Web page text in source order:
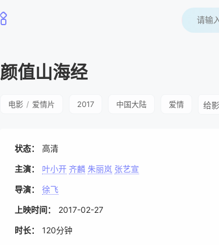
颜值山海经
电影 / 爱情片 2017 中国大陆 爱情 给
很差
状态： 高清
主演： 叶小开 齐麟 朱丽岚 张艺宣
导演： 徐飞
上映时间： 2017-02-27
时长： 120分钟